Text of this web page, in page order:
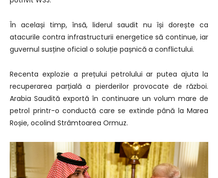
În același timp, însă, liderul saudit nu își dorește ca
atacurile contra infrastructurii energetice să continue, iar
guvernul susține oficial o soluție pașnică a conflictului.
Recenta explozie a prețului petrolului ar putea ajuta la
recuperarea parțială a pierderilor provocate de război.
Arabia Saudită exportă în continuare un volum mare de
petrol printr-o conductă care se extinde până la Marea
Roșie, ocolind Strâmtoarea Ormuz.